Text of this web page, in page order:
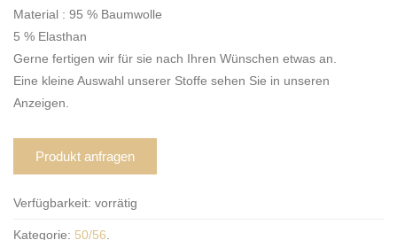
Material : 95 % Baumwolle
5 % Elasthan
Gerne fertigen wir für sie nach Ihren Wünschen etwas an.
Eine kleine Auswahl unserer Stoffe sehen Sie in unseren
Anzeigen.
Produkt anfragen
Verfügbarkeit: vorrätig
Kategorie: 50/56